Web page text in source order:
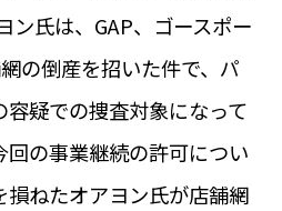
ン氏は、GAP、ゴースポー
の倒産を招いた件で、パ
容疑での捜査対象になって
回の事業継続の許可につい
損ねたオアヨン氏が店舗網